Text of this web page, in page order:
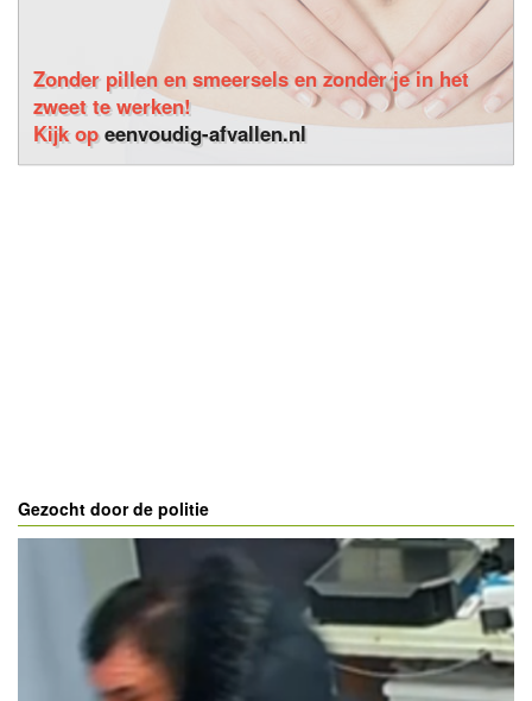
Zonder pillen en smeersels en zonder je in het
zweet te werken!
Kijk opeenvoudig-afvallen.nl
Gezocht door de politie